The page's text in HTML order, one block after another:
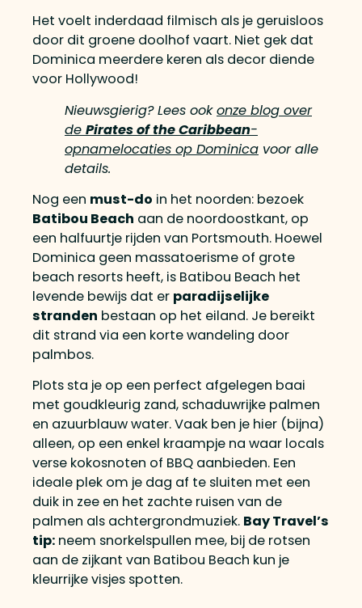
Het voelt inderdaad filmisch als je geruisloos
door dit groene doolhof vaart. Niet gek dat
Dominica meerdere keren als decor diende
voor Hollywood!
Nieuwsgierig? Lees ookonze blog over
de Pirates of the Caribbean-
opnamelocaties op Dominica voor alle
details.
Nog een must-do in het noorden: bezoek
Batibou Beach aan de noordoostkant, op
een halfuurtje rijden van Portsmouth. Hoewel
Dominica geen massatoerisme of grote
beach resorts heeft, is Batibou Beach het
levende bewijs dat er paradijselijke
stranden bestaan op het eiland. Je bereikt
dit strand via een korte wandeling door
palmbos.
Plots sta je op een perfect afgelegen baai
met goudkleurig zand, schaduwrijke palmen
en azuurblauw water. Vaak ben je hier (bijna)
alleen, op een enkel kraampje na waar locals
verse kokosnoten of BBQ aanbieden. Een
ideale plek om je dag af te sluiten met een
duik in zee en het zachte ruisen van de
palmen als achtergrondmuziek. Bay Travel’s
tip: neem snorkelspullen mee, bij de rotsen
aan de zijkant van Batibou Beach kun je
kleurrijke visjes spotten.